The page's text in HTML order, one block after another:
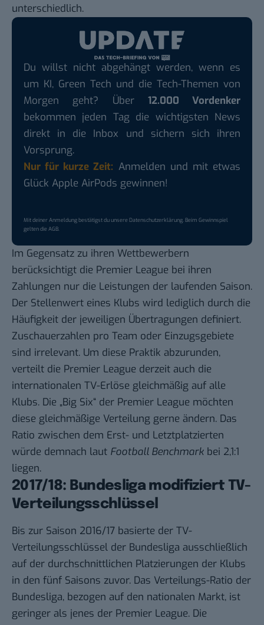
unterschiedlich.
Du willst nicht abgehängt werden, wenn es
um KI, Green Tech und die Tech-Themen von
Morgen geht? Über 12.000 Vordenker
bekommen jeden Tag die wichtigsten News
direkt in die Inbox und sichern sich ihren
Vorsprung.
Nur für kurze Zeit: Anmelden und mit etwas
Glück Apple AirPods gewinnen!
Mit deiner Anmeldung bestätigst du unsereDatenschutzerklärung. Beim Gewinnspiel
gelten dieAGB.
Im Gegensatz zu ihren Wettbewerbern
berücksichtigt die Premier League bei ihren
Zahlungen nur die Leistungen der laufenden Saison.
Der Stellenwert eines Klubs wird lediglich durch die
Häufigkeit der jeweiligen Übertragungen definiert.
Zuschauerzahlen pro Team oder Einzugsgebiete
sind irrelevant. Um diese Praktik abzurunden,
verteilt die Premier League derzeit auch die
internationalen TV-Erlöse gleichmäßig auf alle
Klubs. Die „Big Six“ der Premier League möchten
diese gleichmäßige Verteilung gerne ändern. Das
Ratio zwischen dem Erst- und Letztplatzierten
würde demnach laut Football Benchmark bei 2,1:1
liegen.
2017/18: Bundesliga modifiziert TV-
Verteilungsschlüssel
Bis zur Saison 2016/17 basierte der TV-
Verteilungsschlüssel der Bundesliga ausschließlich
auf der durchschnittlichen Platzierungen der Klubs
in den fünf Saisons zuvor. Das Verteilungs-Ratio der
Bundesliga, bezogen auf den nationalen Markt, ist
geringer als jenes der Premier League. Die